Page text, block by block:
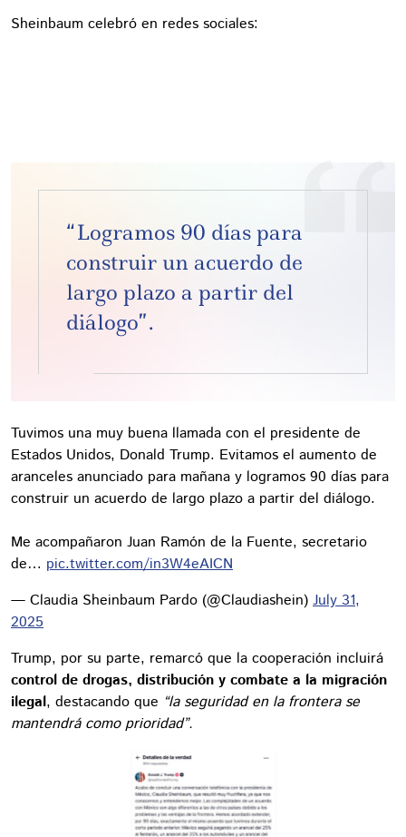
Sheinbaum celebró en redes sociales:
“Logramos 90 días para
construir un acuerdo de
largo plazo a partir del
diálogo”.
Tuvimos una muy buena llamada con el presidente de
Estados Unidos, Donald Trump. Evitamos el aumento de
aranceles anunciado para mañana y logramos 90 días para
construir un acuerdo de largo plazo a partir del diálogo.
Me acompañaron Juan Ramón de la Fuente, secretario
de… pic.twitter.com/in3W4eAICN
— Claudia Sheinbaum Pardo (@Claudiashein) July 31,
2025
Trump, por su parte, remarcó que la cooperación incluirá
control de drogas, distribución y combate a la migración
ilegal, destacando que “la seguridad en la frontera se
mantendrá como prioridad”.